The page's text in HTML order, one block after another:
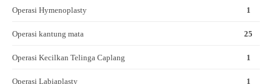
Operasi Hymenoplasty 1
Operasi kantung mata 25
Operasi Kecilkan Telinga Caplang 1
Operasi Labiaplasty 1